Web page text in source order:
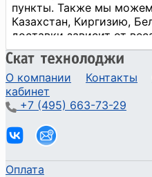
О компании Контакты
кабинет
+7 (495) 663-73-29
Оплата